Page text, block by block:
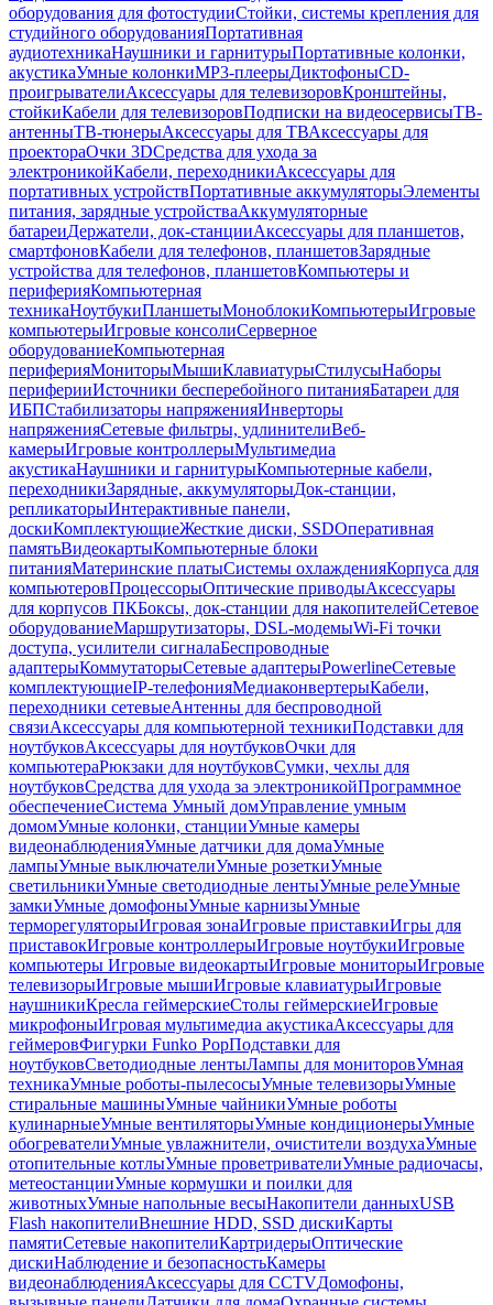
оборудования для фотостудииСтойки, системы крепления для
студийного оборудованияПортативная
аудиотехникаНаушники и гарнитурыПортативные колонки,
акустикаУмные колонкиMP3-плеерыДиктофоныCD-
проигрывателиАксессуары для телевизоровКронштейны,
стойкиКабели для телевизоровПодписки на видеосервисыТВ-
антенныТВ-тюнерыАксессуары для ТВАксессуары для
проектораОчки 3DСредства для ухода за
электроникойКабели, переходникиАксессуары для
портативных устройствПортативные аккумуляторыЭлементы
питания, зарядные устройстваАккумуляторные
батареиДержатели, док-станцииАксессуары для планшетов,
смартфоновКабели для телефонов, планшетовЗарядные
устройства для телефонов, планшетовКомпьютеры и
периферияКомпьютерная
техникаНоутбукиПланшетыМоноблокиКомпьютерыИгровые
компьютерыИгровые консолиСерверное
оборудованиеКомпьютерная
периферияМониторыМышиКлавиатурыСтилусыНаборы
периферииИсточники бесперебойного питанияБатареи для
ИБПСтабилизаторы напряженияИнверторы
напряженияСетевые фильтры, удлинителиВеб-
камерыИгровые контроллерыМультимедиа
акустикаНаушники и гарнитурыКомпьютерные кабели,
переходникиЗарядные, аккумуляторыДок-станции,
репликаторыИнтерактивные панели,
доскиКомплектующиеЖесткие диски, SSDОперативная
памятьВидеокартыКомпьютерные блоки
питанияМатеринские платыСистемы охлажденияКорпуса для
компьютеровПроцессорыОптические приводыАксессуары
для корпусов ПКБоксы, док-станции для накопителейСетевое
оборудованиеМаршрутизаторы, DSL-модемыWi-Fi точки
доступа, усилители сигналаБеспроводные
адаптерыКоммутаторыСетевые адаптерыPowerlineСетевые
комплектующиеIP-телефонияМедиаконвертерыКабели,
переходники сетевыеАнтенны для беспроводной
связиАксессуары для компьютерной техникиПодставки для
ноутбуковАксессуары для ноутбуковОчки для
компьютераРюкзаки для ноутбуковСумки, чехлы для
ноутбуковСредства для ухода за электроникойПрограммное
обеспечениеСистема Умный домУправление умным
домомУмные колонки, станцииУмные камеры
видеонаблюденияУмные датчики для домаУмные
лампыУмные выключателиУмные розеткиУмные
светильникиУмные светодиодные лентыУмные релеУмные
замкиУмные домофоныУмные карнизыУмные
терморегуляторыИгровая зонаИгровые приставкиИгры для
приставокИгровые контроллерыИгровые ноутбукиИгровые
компьютеры Игровые видеокартыИгровые мониторыИгровые
телевизорыИгровые мышиИгровые клавиатурыИгровые
наушникиКресла геймерскиеСтолы геймерскиеИгровые
микрофоныИгровая мультимедиа акустикаАксессуары для
геймеровФигурки Funko PopПодставки для
ноутбуковСветодиодные лентыЛампы для мониторовУмная
техникаУмные роботы-пылесосыУмные телевизорыУмные
стиральные машиныУмные чайникиУмные роботы
кулинарныеУмные вентиляторыУмные кондиционерыУмные
обогревателиУмные увлажнители, очистители воздухаУмные
отопительные котлыУмные проветривателиУмные радиочасы,
метеостанцииУмные кормушки и поилки для
животныхУмные напольные весыНакопители данныхUSB
Flash накопителиВнешние HDD, SSD дискиКарты
памятиСетевые накопителиКартридерыОптические
дискиНаблюдение и безопасностьКамеры
видеонаблюденияАксессуары для CCTVДомофоны,